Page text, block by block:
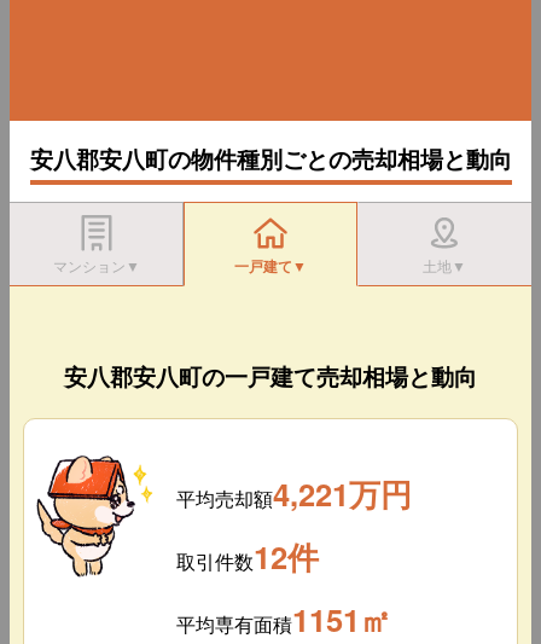
安八郡安八町の物件種別ごとの売却相場と動向
マンション▼ 一戸建て▼ 土地▼
安八郡安八町の一戸建て売却相場と動向
平均売却額4,221万円
取引件数12件
平均専有面積1151㎡